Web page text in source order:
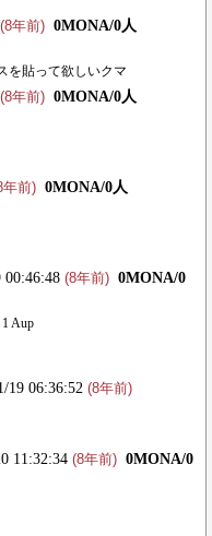
(8年前) 0MONA/0人
を貼って欲しいクマ
(8年前) 0MONA/0人
年前) 0MONA/0人
00:46:48 (8年前) 0MONA/0
Aup
19 06:36:52 (8年前)
11:32:34 (8年前) 0MONA/0